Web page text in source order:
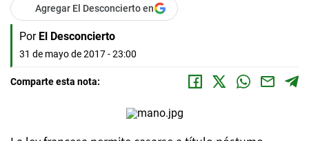
Agregar El Desconcierto en
Por El Desconcierto
31 de mayo de 2017 - 23:00
Comparte esta nota: